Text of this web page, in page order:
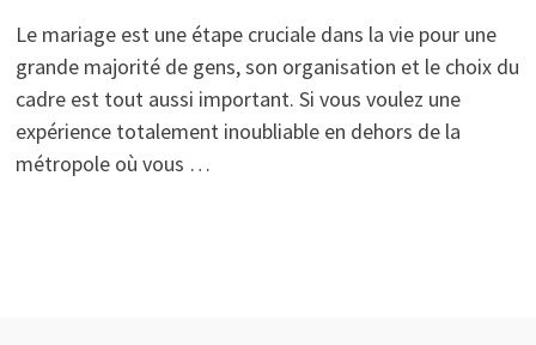
Le mariage est une étape cruciale dans la vie pour une
grande majorité de gens, son organisation et le choix du
cadre est tout aussi important. Si vous voulez une
expérience totalement inoubliable en dehors de la
métropole où vous …